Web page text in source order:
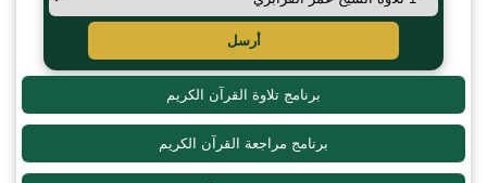
أرسل
برنامج تلاوة القرآن الكريم
برنامج مراجعة القرآن الكريم